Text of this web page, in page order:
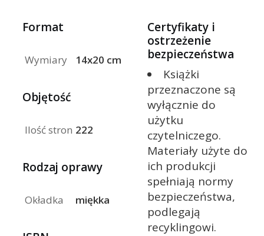
Format
Wymiary 14x20 cm
Objętość
Ilość stron 222
Rodzaj oprawy
Okładka miękka
Certyfikaty i
ostrzeżenie
bezpieczeństwa
Książki
przeznaczone są
wyłącznie do
użytku
czytelniczego.
Materiały użyte do
ich produkcji
spełniają normy
bezpieczeństwa,
podlegają
recyklingowi.